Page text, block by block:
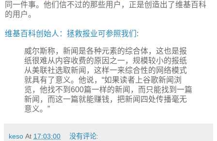
同一件事。他们信不过的那些用户，正是创造出了维基百科
的用户。
维基百科创始人：拯救报业可参照我们 :
威尔斯称，新闻是各种元素的综合体，这也是报
纸很难从内容收费的原因之一，规模较小的报纸
从美联社选取新闻，这样一来综合性的网络模式
就具有了意义。他说，“如果读者上谷歌新闻浏
览，他找不到600篇一样的新闻，而只能找到一篇
新闻，而这一篇就能赚钱，把新闻四处传播毫无
意义。”
keso At 17:03:00 没有评论: